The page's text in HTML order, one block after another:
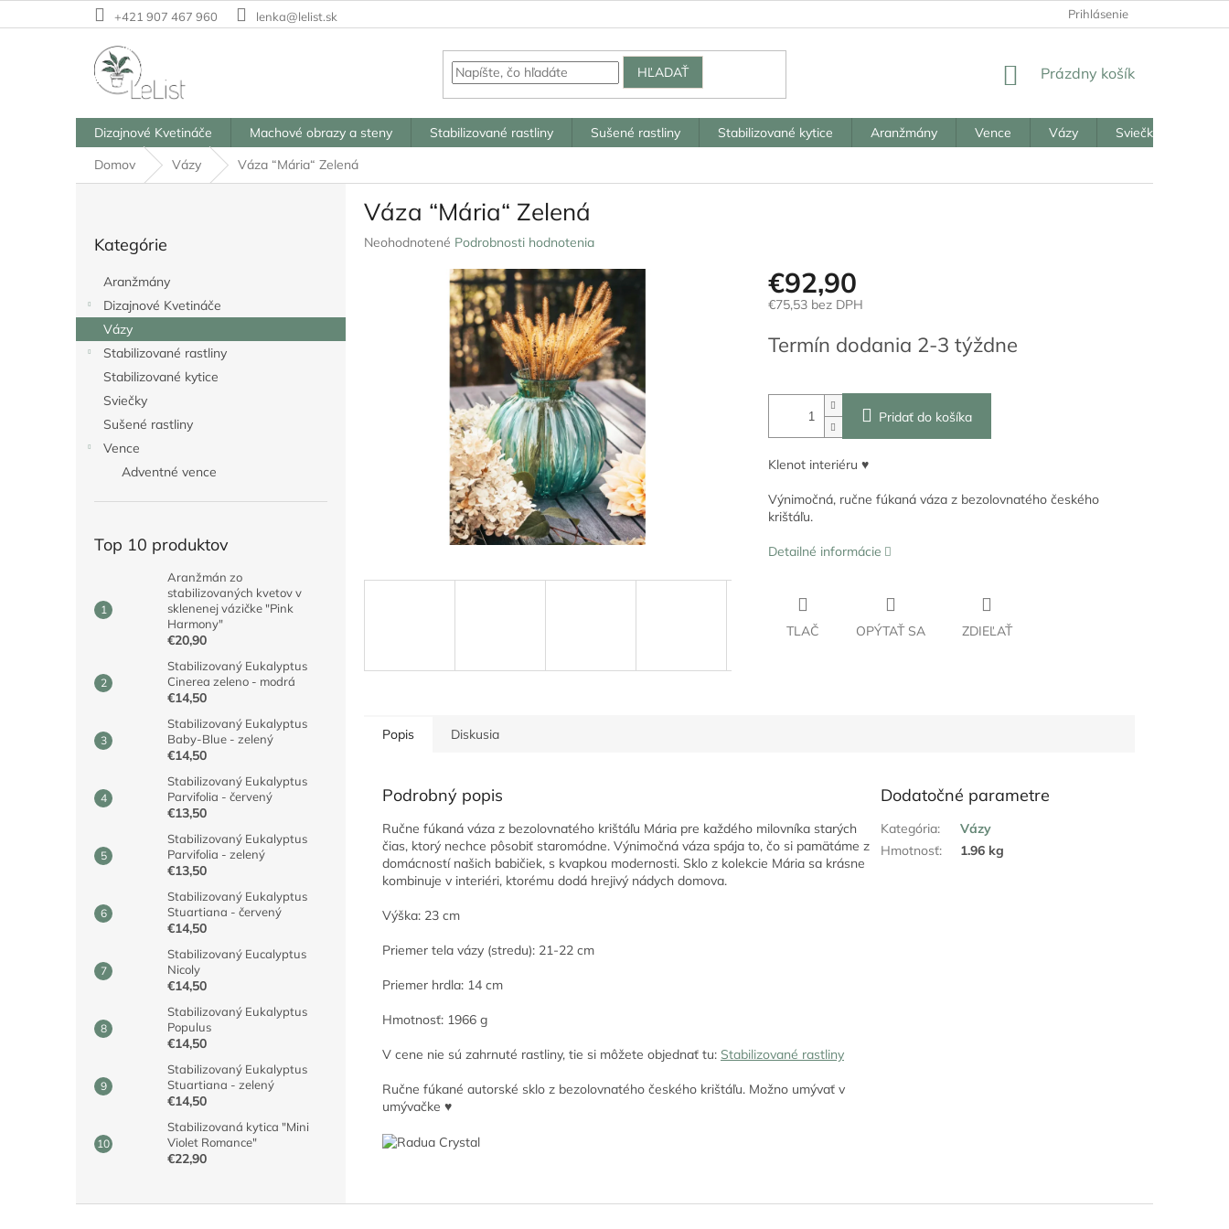
na
+421 907 467 960 lenka@lelist.sk Prihlásenie
HĽADAŤ
NÁKUPNÝ
Prázdny košík
Dizajnové Kvetináče Machové obrazy a steny Stabilizované rastliny Sušené rastliny Stabilizované kytice Aranžmány Vence Vázy Sviečky
Domov
Vázy Váza “Mária“ Zelená
a
kategórie
Kategórie
Aranžmány
Dizajnové Kvetináče
Vázy
Stabilizované rastliny
Stabilizované kytice
Sviečky
Sušené rastliny
Vence
Adventné vence
Top 10 produktov
Aranžmán zo
stabilizovaných kvetov v
sklenenej vázičke "Pink
Harmony"
€20,90
Stabilizovaný Eukalyptus
Cinerea zeleno - modrá
€14,50
Stabilizovaný Eukalyptus
Baby-Blue - zelený
€14,50
Stabilizovaný Eukalyptus
Parvifolia - červený
€13,50
Stabilizovaný Eukalyptus
Parvifolia - zelený
€13,50
Stabilizovaný Eukalyptus
Stuartiana - červený
€14,50
Stabilizovaný Eucalyptus
Nicoly
€14,50
Stabilizovaný Eukalyptus
Populus
€14,50
Stabilizovaný Eukalyptus
Stuartiana - zelený
€14,50
Stabilizovaná kytica "Mini
Violet Romance"
€22,90
Váza “Mária“ Zelená
Priemerné
Neohodnotené Podrobnosti hodnotenia
€92,90
€75,53 bez DPH
cena:
Termín dodania 2-3 týždne
Pridať do košíka
Klenot interiéru ♥
Výnimočná, ručne fúkaná váza z bezolovnatého českého
krištáľu.
Detailné informácie
TLAČ OPÝTAŤ SA ZDIEĽAŤ
Popis Diskusia
Podrobný popis
Ručne fúkaná váza z bezolovnatého krištáľu Mária pre každého milovníka starých
čias, ktorý nechce pôsobiť staromódne. Výnimočná váza spája to, čo si pamätáme z
domácností našich babičiek, s kvapkou modernosti. Sklo z kolekcie Mária sa krásne
kombinuje v interiéri, ktorému dodá hrejivý nádych domova.
Výška: 23 cm
Priemer tela vázy (stredu): 21-22 cm
Priemer hrdla: 14 cm
Hmotnosť: 1966 g
V cene nie sú zahrnuté rastliny, tie si môžete objednať tu: Stabilizované rastliny
Ručne fúkané autorské sklo z bezolovnatého českého krištáľu. Možno umývať v
umývačke ♥
Dodatočné parametre
Kategória:
Vázy
Hmotnosť: 1.96 kg